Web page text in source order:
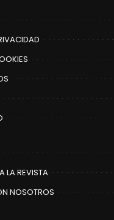
LA REVISTA
NOSOTROS